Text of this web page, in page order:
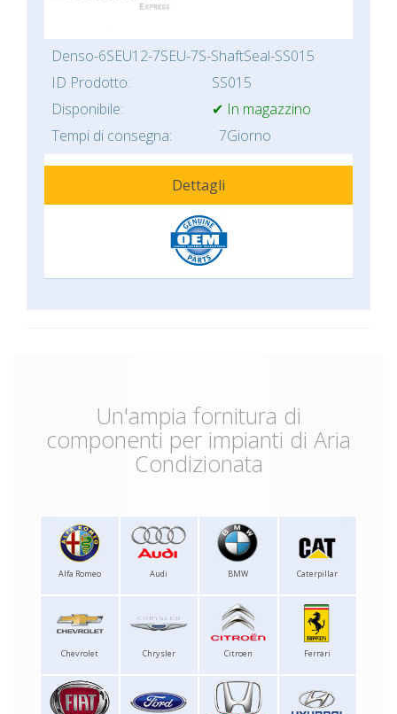
Denso-6SEU12-7SEU-7S-ShaftSeal-SS015
ID Prodotto:
SS015
Disponibile:
✔ In magazzino
Tempi di consegna:
7Giorno
Dettagli
Un'ampia fornitura di
componenti per impianti di Aria
Condizionata
Alfa Romeo Audi BMW Caterpillar
Chevrolet Chrysler Citroen Ferrari